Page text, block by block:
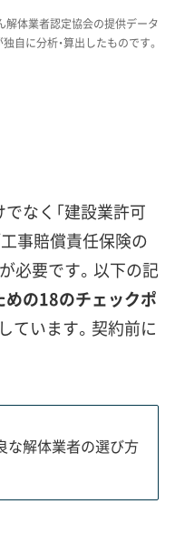
が広がるエリア
スが少なくあ
解し、具体的な
してくれる業者
史的景観」が
た土砂災害警戒
解体業者認定協会の提供データ
自に分析・算出したものです。
なく「建設業許可
工事賠償責任保険の
必要です。以下の記
の18のチェックポ
ています。契約前に
な解体業者の選び方